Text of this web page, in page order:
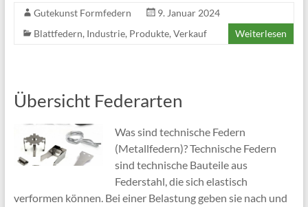
Gutekunst Formfedern
9. Januar 2024
Blattfedern, Industrie, Produkte, Verkauf Weiterlesen
Übersicht Federarten
Was sind technische Federn
(Metallfedern)? Technische Federn
sind technische Bauteile aus
Federstahl, die sich elastisch
verformen können. Bei einer Belastung geben sie nach und